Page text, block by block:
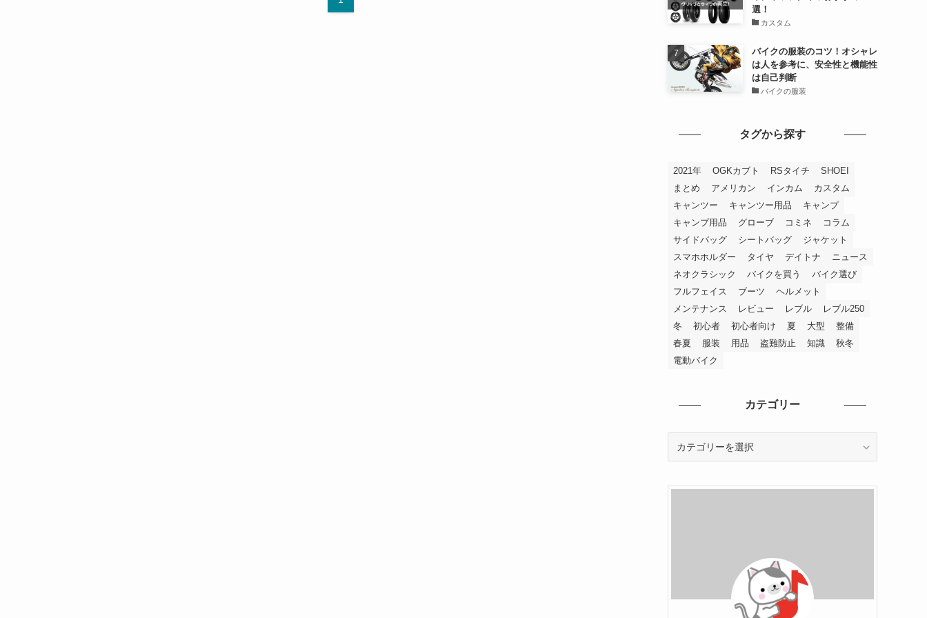
選！
カスタム
バイクの服装のコツ！オシャレ
は人を参考に、安全性と機能性
は自己判断
バイクの服装
タグから探す
2021年 OGKカブト RSタイチ
SHOEI
まとめ
アメリカン インカム
カスタム
キャンツー
キャンツー用品
キャンプ
キャンプ用品
グローブ コミネ
コラム
サイドバッグ
シートバッグ
ジャケット
スマホホルダー
タイヤ デイトナ
ニュース
ネオクラシック
バイクを買う
バイク選び
フルフェイス
ブーツ
ヘルメット
メンテナンス
レビュー レブル
レブル250
冬
初心者 初心者向け 夏 大型
整備
春夏
服装 用品 盗難防止 知識
秋冬
電動バイク
カテゴリー
リ